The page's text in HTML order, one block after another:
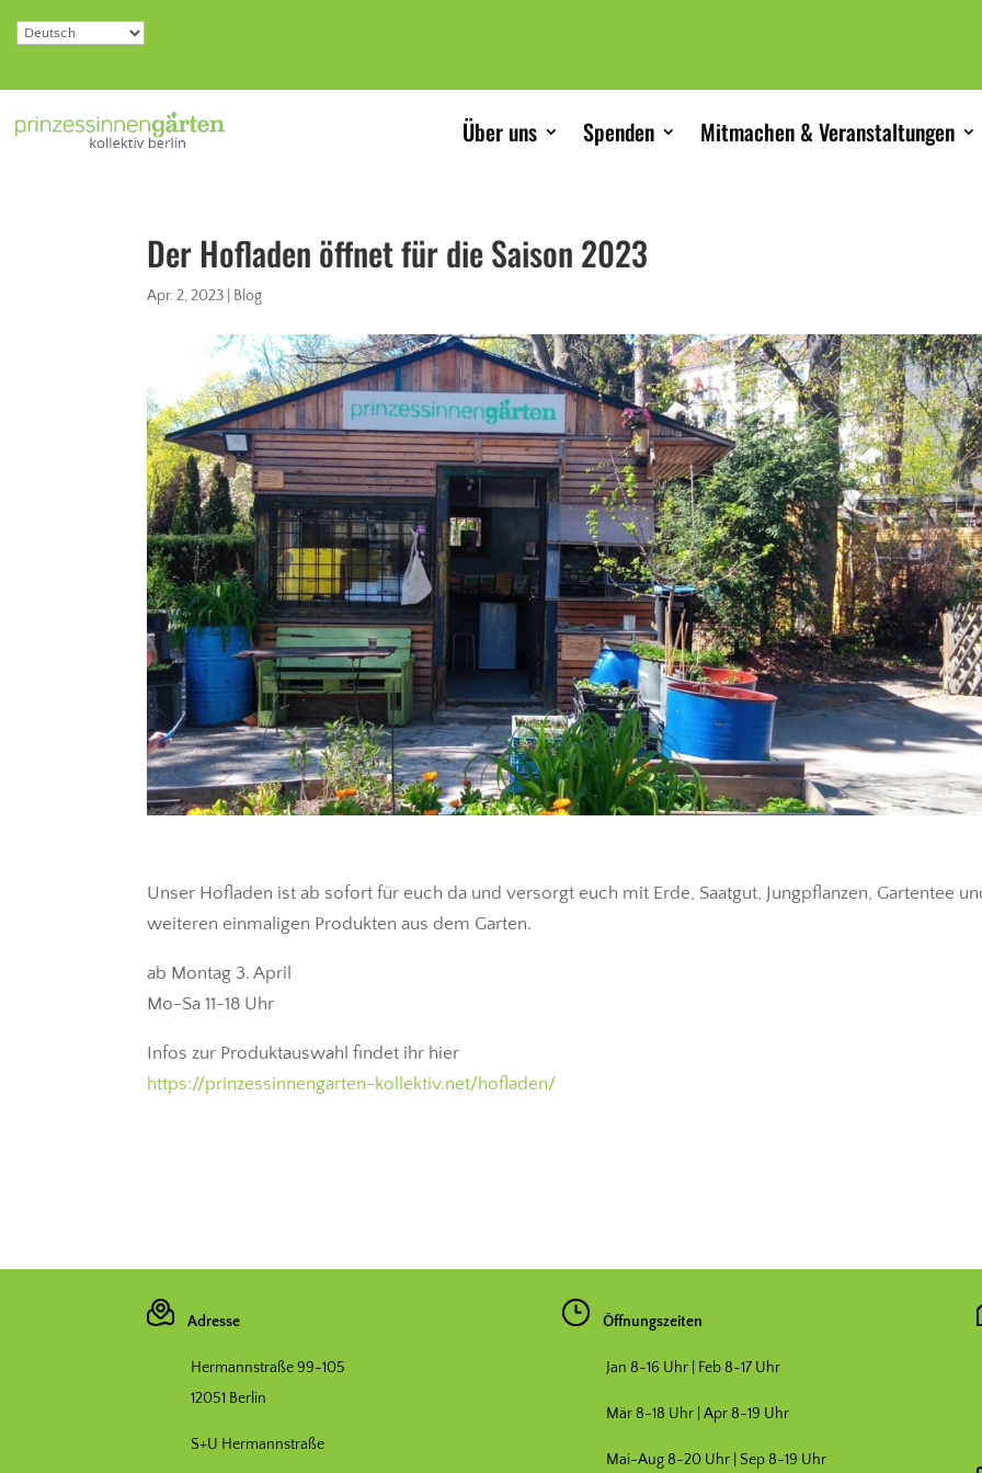
Über uns Spenden Mitmachen & Veranstaltungen
Der Hofladen öffnet für die Saison 2023
Apr. 2, 2023 Blog
Unser Hofladen ist ab sofort für euch da und versorgt euch mit Erde, Saatgut, Jungpflanzen, Gartentee
weiteren einmaligen Produkten aus dem Garten.
ab Montag 3. April
Mo-Sa 11-18 Uhr
Infos zur Produktauswahl findet ihr hier
https://prinzessinnengarten-kollektiv.net/hofladen/
Adresse
Hermannstraße 99-105
12051 Berlin
S+U Hermannstraße
Öffnungszeiten
Jan 8-16 Uhr | Feb 8-17 Uhr
Mär 8-18 Uhr | Apr 8-19 Uhr
Mai-Aug 8-20 Uhr | Sep 8-19 Uhr